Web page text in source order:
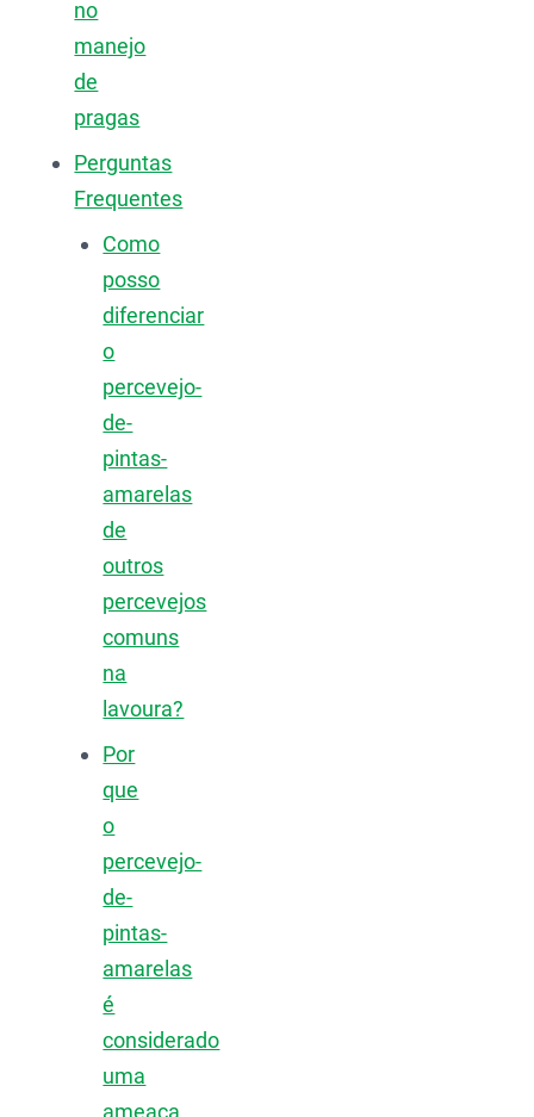
no
manejo
de
pragas
Perguntas
Frequentes
Como
posso
diferenciar
o
percevejo-
de-
pintas-
amarelas
de
outros
percevejos
comuns
na
lavoura?
Por
que
o
percevejo-
de-
pintas-
amarelas
é
considerado
uma
ameaça